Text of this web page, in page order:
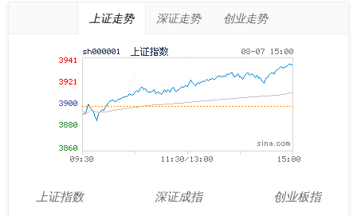
上证走势 深证走势 创业走势
上证指数
深证成指
创业板指